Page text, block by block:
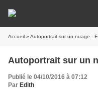
Accueil » Autoportrait sur un nuage -
Autoportrait sur un
Publié le 04/10/2016 à 07:12
Par Edith